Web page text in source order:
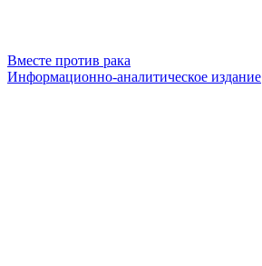
Вместе против рака
Информационно-аналитическое издание